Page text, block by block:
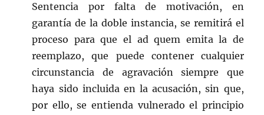
Sentencia por falta de motivación, en
garantía de la doble instancia, se remitirá el
proceso para que el ad quem emita la de
reemplazo, que puede contener cualquier
circunstancia de agravación siempre que
haya sido incluida en la acusación, sin que,
por ello, se entienda vulnerado el principio